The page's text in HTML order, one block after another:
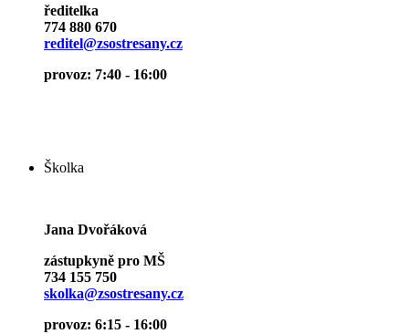
ředitelka
774 880 670
reditel@zsostresany.cz
provoz: 7:40 - 16:00
Školka
Jana Dvořáková
zástupkyně pro MŠ
734 155 750
skolka@zsostresany.cz
provoz: 6:15 - 16:00